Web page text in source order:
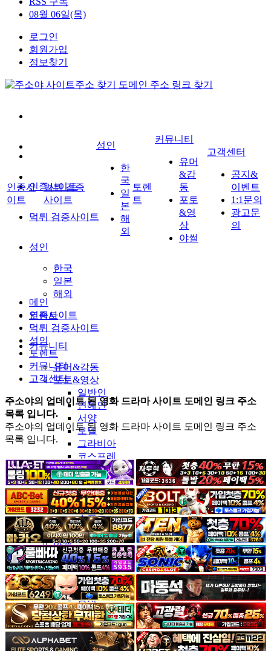
08월 06일(목)
로그인
회원가입
정보찾기
인증사이트
먹튀 검증사이트
성인
한국
일본
해외
토렌트
커뮤니티
유머&감동
포토&영상
일반인
연예인
서양
모델
그라비아
코스프레
BJ
품번
후방주의
움짤
스포츠
기타
야썰
고객센터
공지&이벤트
공지
1:1문의
광고문의
인증사
이트
먹튀 검증
사이트
성인
한
국
일
본
해
외
토렌
트
커뮤니티
유머
&감
동
포토
&영
상
야썰
고객센터
공지&
이벤트
1:1문의
광고문
의
메인
인증사이트
먹튀 검증사이트
성인
토렌트
커뮤니티
고객센터
주소야의 업데이트 된 영화 드라마 사이트 도메인 링크 주소
목록 입니다.
주소야의 업데이트 된 영화 드라마 사이트 도메인 링크 주소
목록 입니다.